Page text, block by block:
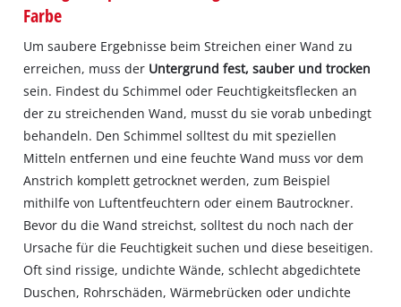
Farbe
Um saubere Ergebnisse beim Streichen einer Wand zu
erreichen, muss der Untergrund fest, sauber und trocken
sein. Findest du Schimmel oder Feuchtigkeitsflecken an
der zu streichenden Wand, musst du sie vorab unbedingt
behandeln. Den Schimmel solltest du mit speziellen
Mitteln entfernen und eine feuchte Wand muss vor dem
Anstrich komplett getrocknet werden, zum Beispiel
mithilfe von Luftentfeuchtern oder einem Bautrockner.
Bevor du die Wand streichst, solltest du noch nach der
Ursache für die Feuchtigkeit suchen und diese beseitigen.
Oft sind rissige, undichte Wände, schlecht abgedichtete
Duschen, Rohrschäden, Wärmebrücken oder undichte